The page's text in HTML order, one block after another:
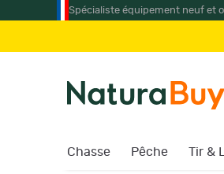
Spécialiste équipement neuf et
Chasse Pêche Tir &